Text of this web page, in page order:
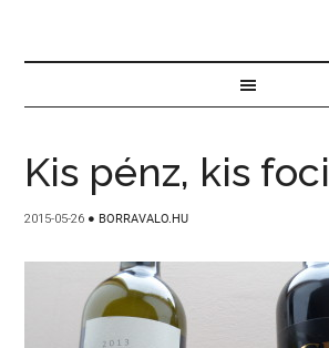
Kis pénz, kis foci
2015-05-26 ● BORRAVALO.HU